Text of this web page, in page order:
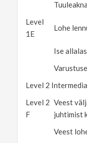
Level
1E
Lohe
Ise
Level 2
Level 2
F
Veest
juhtimist
Veest